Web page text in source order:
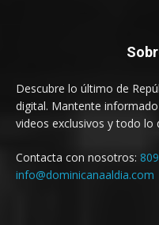
Descubre lo último de
digital. Mantente
videos exclusivos y todo lo
Contacta con nosotros:
info@dominicanaaldia.com